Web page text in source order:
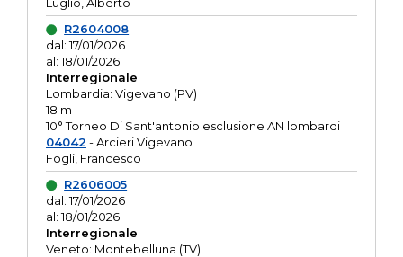
R2604008
dal: 17/01/2026
al: 18/01/2026
Interregionale
Lombardia: Vigevano (PV)
18 m
10° Torneo Di Sant'antonio esclusione AN lombardi
04042 - Arcieri Vigevano
Fogli, Francesco
R2606005
dal: 17/01/2026
al: 18/01/2026
Interregionale
Veneto: Montebelluna (TV)